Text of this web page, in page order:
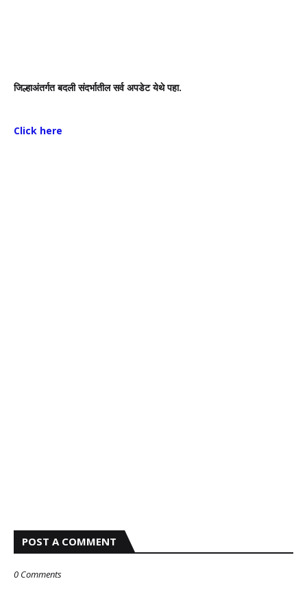
जिल्हाअंतर्गत बदली संदर्भातील सर्व अपडेट येथे पहा.
Click here
POST A COMMENT
0 Comments